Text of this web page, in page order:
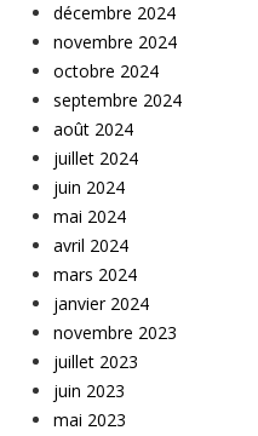
décembre 2024
novembre 2024
octobre 2024
septembre 2024
août 2024
juillet 2024
juin 2024
mai 2024
avril 2024
mars 2024
janvier 2024
novembre 2023
juillet 2023
juin 2023
mai 2023